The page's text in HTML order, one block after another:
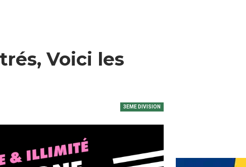
Voici les
3EME DIVISION